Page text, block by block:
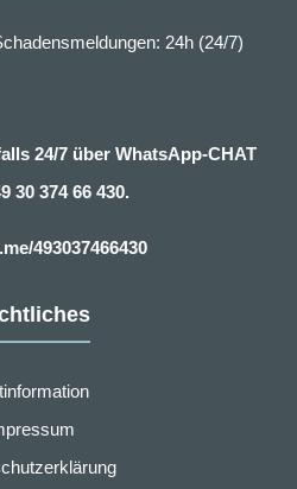
24h (24/7)
24/7 über WhatsApp-CHAT
30 374 66 430.
493037466430